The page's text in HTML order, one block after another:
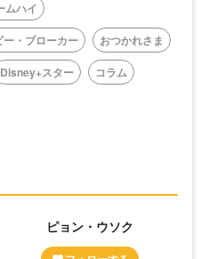
ムハイ
ー・ブローカー
おつかれさま
Disney+スター
コラム
ピョン・ウソク